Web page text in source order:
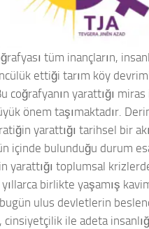
tüm inançların,
ettiği tarım köy
coğrafyanın yarattığı miras
önem taşımaktadır.
yarattığı tarihsel bir
içinde bulunduğu durum
yarattığı toplumsal
birlikte yaşamış
ulus devletlerin
cinsiyetçilik ile adeta